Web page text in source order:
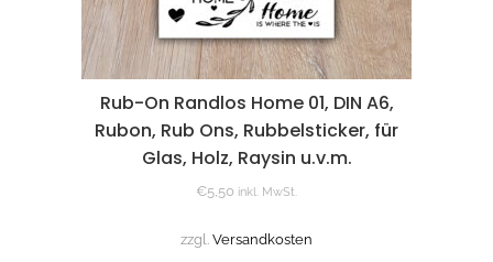
Rub-On Randlos Home 01, DIN A6,
Rubon, Rub Ons, Rubbelsticker, für
Glas, Holz, Raysin u.v.m.
€5,50 inkl. MwSt.
zzgl. Versandkosten